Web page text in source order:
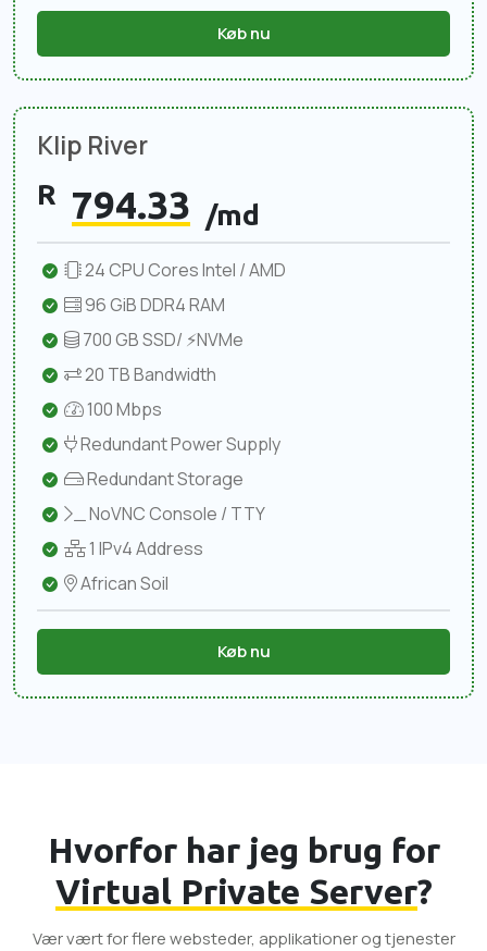
Køb nu
Klip River
R 794.33 /md
24 CPU Cores Intel / AMD
96 GiB DDR4 RAM
700 GB SSD/ ⚡NVMe
20 TB Bandwidth
100 Mbps
Redundant Power Supply
Redundant Storage
NoVNC Console / TTY
1 IPv4 Address
African Soil
Køb nu
Hvorfor har jeg brug for
Virtual Private Server?
Vær vært for flere websteder, applikationer og tjenester